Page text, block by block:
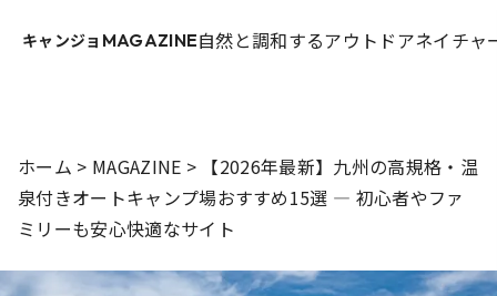
キャンジョ MAGAZINE自然と調和するアウトドアネイチャ
ホーム > MAGAZINE > 【2026年最新】九州の高規格・温
泉付きオートキャンプ場おすすめ15選 — 初心者やファ
ミリーも安心快適なサイト